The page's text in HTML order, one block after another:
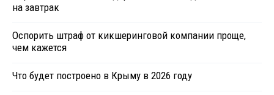
на завтрак
Оспорить штраф от кикшеринговой компании проще,
чем кажется
Что будет построено в Крыму в 2026 году